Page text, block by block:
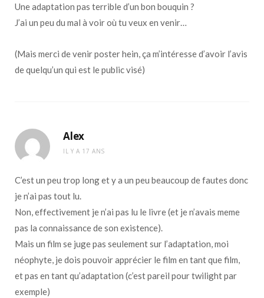
Une adaptation pas terrible d’un bon bouquin ?
J’ai un peu du mal à voir où tu veux en venir…
(Mais merci de venir poster hein, ça m’intéresse d’avoir l’avis
de quelqu’un qui est le public visé)
Alex
IL Y A 17 ANS
C’est un peu trop long et y a un peu beaucoup de fautes donc
je n’ai pas tout lu.
Non, effectivement je n’ai pas lu le livre (et je n’avais meme
pas la connaissance de son existence).
Mais un film se juge pas seulement sur l’adaptation, moi
néophyte, je dois pouvoir apprécier le film en tant que film,
et pas en tant qu’adaptation (c’est pareil pour twilight par
exemple)